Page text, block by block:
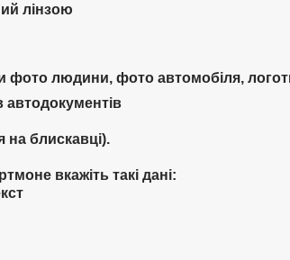
лінзою
фото людини, фото автомобіля,
автодокументів
на блискавці).
вкажіть такі дані: